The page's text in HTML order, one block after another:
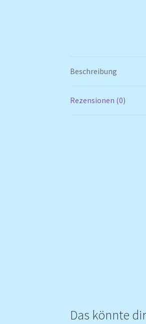
Beschreibung
Rezensionen (0)
Das könnte